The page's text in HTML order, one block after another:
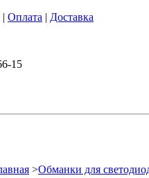
| Оплата | Доставка
15
>Обманки для